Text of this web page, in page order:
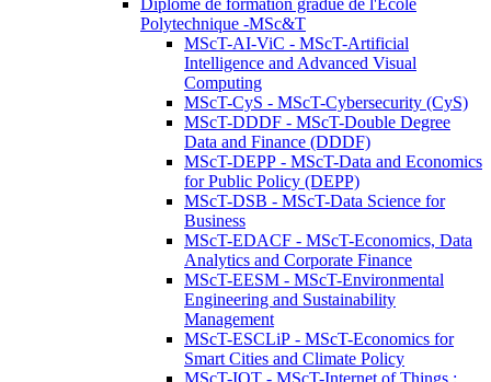
Diplôme de formation gradué de l'Ecole
Polytechnique -MSc&T
MScT-AI-ViC - MScT-Artificial
Intelligence and Advanced Visual
Computing
MScT-CyS - MScT-Cybersecurity (CyS)
MScT-DDDF - MScT-Double Degree
Data and Finance (DDDF)
MScT-DEPP - MScT-Data and Economics
for Public Policy (DEPP)
MScT-DSB - MScT-Data Science for
Business
MScT-EDACF - MScT-Economics, Data
Analytics and Corporate Finance
MScT-EESM - MScT-Environmental
Engineering and Sustainability
Management
MScT-ESCLiP - MScT-Economics for
Smart Cities and Climate Policy
MScT-IOT - MScT-Internet of Things :